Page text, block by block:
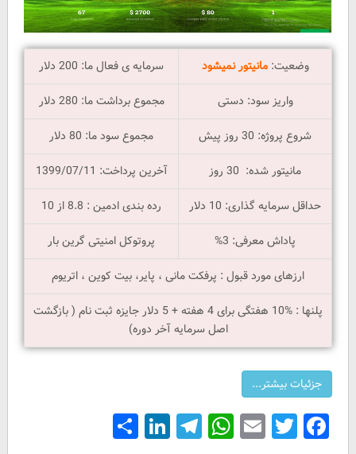
وضعیت:مانیتور نمیشود
سرمایه ی فعال ما: 200 دلار
واریز سود: دستی
مجموع برداشت ما: 280 دلار
شروع پروژه: 30 روز پیش
مجموع سود ما: 80 دلار
مانیتور شده: 30 روز
آخرین پرداخت: 1399/07/11
حداقل سرمایه گذاری: 10 دلار
رده بندی ادمین : 8.8 از 10
پاداش معرفی: 3%
پروتوکل امنیتی گرین بار
ارزهای مورد قبول : پرفکت مانی ، پایر، بیت کوین ، اتریوم
پلنها : %10 هفتگی برای 4 هفته + 5 دلار جایزه ثبت نام ( بازگشت
اصل سرمایه آخر دوره)
Facebook
Twitter
Email
WhatsApp
Telegram
LinkedIn
Share